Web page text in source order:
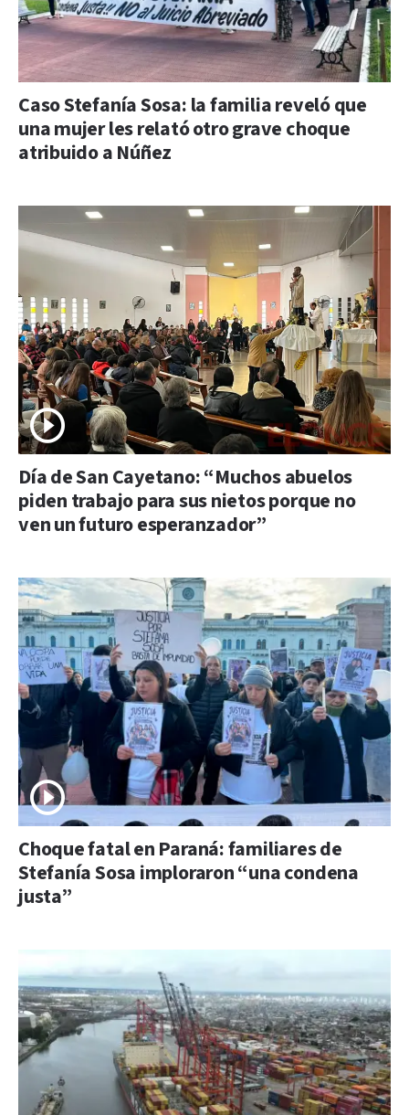
Caso Stefanía Sosa: la familia reveló que
una mujer les relató otro grave choque
atribuido a Núñez
Día de San Cayetano: “Muchos abuelos
piden trabajo para sus nietos porque no
ven un futuro esperanzador”
Choque fatal en Paraná: familiares de
Stefanía Sosa imploraron “una condena
justa”